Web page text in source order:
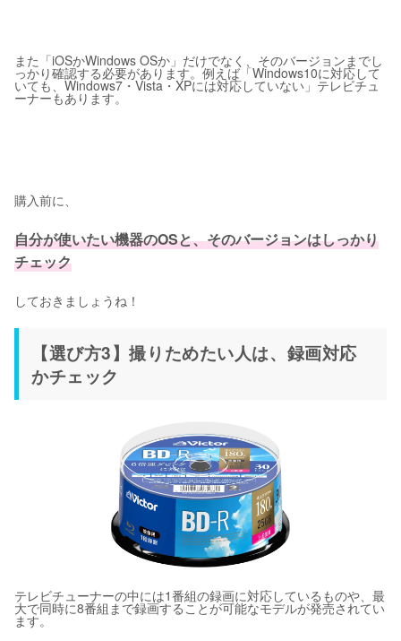
また「iOSかWindows OSか」だけでなく、そのバージョンまでし
っかり確認する必要があります。例えば「Windows10に対応して
いても、Windows7・Vista・XPには対応していない」テレビチュ
ーナーもあります。
購入前に、
自分が使いたい機器のOSと、そのバージョンはしっかり
チェック
しておきましょうね！
【選び方3】撮りためたい人は、録画対応
かチェック
テレビチューナーの中には1番組の録画に対応しているものや、最
大で同時に8番組まで録画することが可能なモデルが発売されてい
ます。